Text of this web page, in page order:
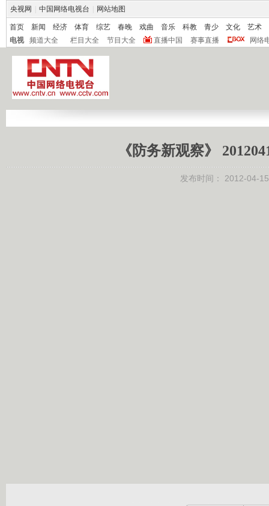
央视网 中国网络电视台 网站地图
首页 新闻 经济 体育 综艺 春晚 戏曲 音乐 科教 青少 文化
艺术
电视
频道大全 栏目大全 节目大全 直播中国 赛事直播 网络
《防务新观察》
发布时间： 2012-04-